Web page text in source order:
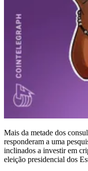
Mais da metade dos
responderam a uma
inclinados a investir em
eleição presidencial dos